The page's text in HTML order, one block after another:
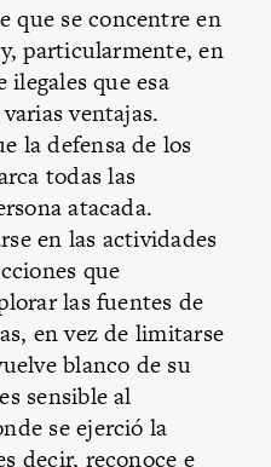
que se concentre en
particularmente, en
ilegales que esa
ventajas.
la defensa de los
todas las
atacada.
en las actividades
que
las fuentes de
en vez de limitarse
blanco de su
sensible al
se ejerció la
decir, reconoce e